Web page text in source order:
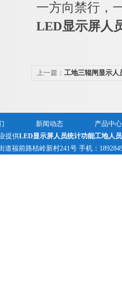
一方向禁行，
LED显示屏人
上一篇： 工地三辊闸显示人
新闻动态
产品中心
提供LED显示屏人员统计功能工地人
道福前路桔岭新村241号 手机：